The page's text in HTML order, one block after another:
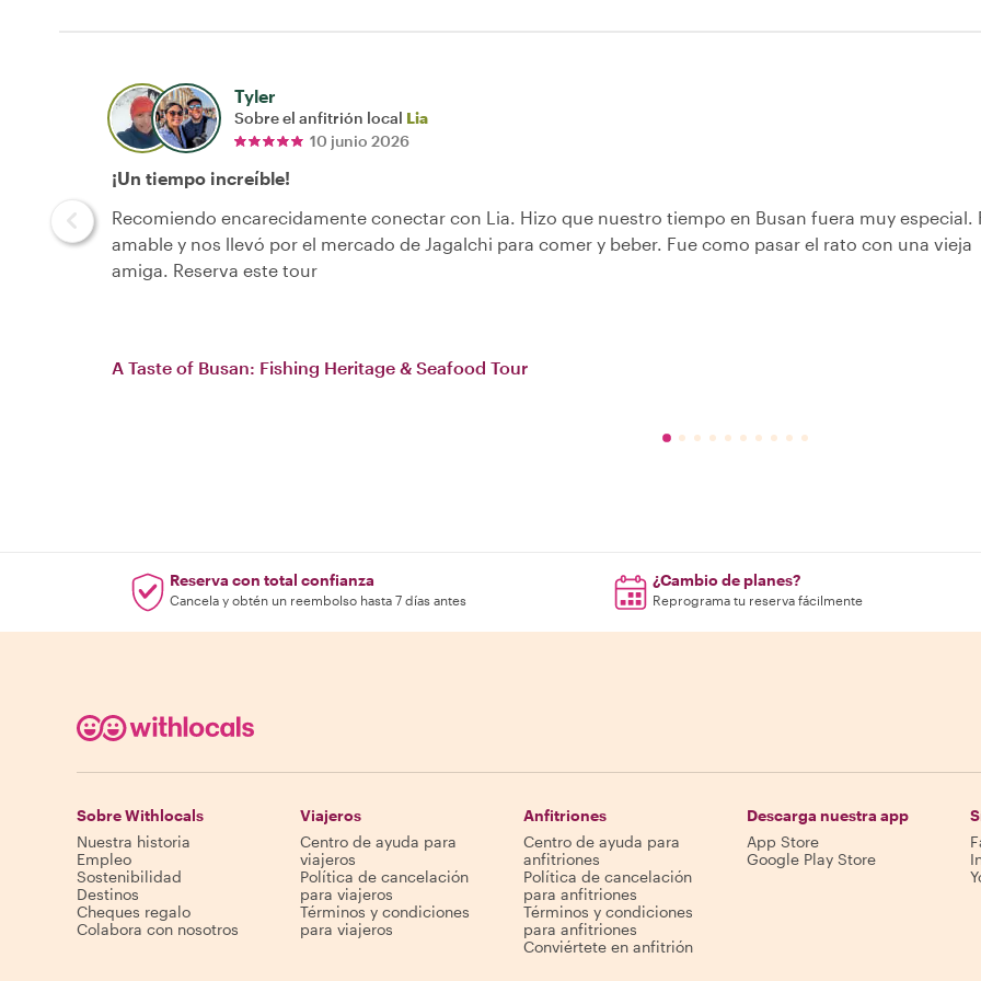
Tyler
Sobre el anfitrión local Lia
10 junio 2026
¡Un tiempo increíble!
Recomiendo encarecidamente conectar con Lia. Hizo que nuestro tiempo en Busan fuera muy especial.
amable y nos llevó por el mercado de Jagalchi para comer y beber. Fue como pasar el rato con una vieja
amiga. Reserva este tour
A Taste of Busan: Fishing Heritage & Seafood Tour
Reserva con total confianza
Cancela y obtén un reembolso hasta 7 días antes
¿Cambio de planes?
Reprograma tu reserva fácilmente
Sobre Withlocals
Nuestra historia
Empleo
Sostenibilidad
Destinos
Cheques regalo
Colabora con nosotros
Viajeros
Centro de ayuda para
viajeros
Política de cancelación
para viajeros
Términos y condiciones
para viajeros
Anfitriones
Centro de ayuda para
anfitriones
Política de cancelación
para anfitriones
Términos y condiciones
para anfitriones
Conviértete en anfitrión
Descarga nuestra app
App Store
Google Play Store